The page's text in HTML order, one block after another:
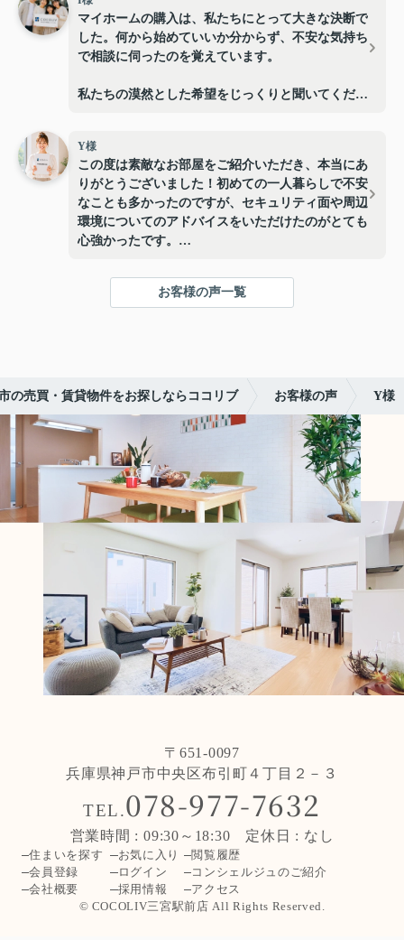
契約後も、入居までの手続きや、引っ越しに関する
アドバイスまで、きめ細やかにサポートしていただ
き、本当に感謝しています。おかげさまで、理想の
住まいを見つけることができ、新生活を気持ちよく
マイホームの購入は、私たちにとって大きな決断で
した。何から始めていいか分からず、不安な気持ち
で相談に伺ったのを覚えています。
私たちの漠然とした希望をじっくりと聞いてくださ
やすく説明してくださいました。
内見の際には、建物の良い点だけでなく、修繕が必
要になりそうな箇所や維持費のことまで正直に教え
てくださり、本当に信頼できると感じました。数々
の手続きや、複雑な住宅ローンの審査も、私たちが
安心して進めることができました。
Y様
この度は素敵なお部屋をご紹介いただき、本当にあ
りがとうございました！初めての一人暮らしで不安
なことも多かったのですが、セキュリティ面や周辺
環境についてのアドバイスをいただけたのがとても
心強かったです。
仕事で内見に行ける時間が限られていたのですが、
私の都合に合わせて夜遅くまで対応してくださった
部屋に巡り会え、毎日快適に過ごしています。本当
にありがとうございました！
お客様の声一覧
の売買・賃貸物件をお探しならココリブ お客様の声 Y様
〒651-0097
兵庫県神戸市中央区布引町４丁目２－３
TEL.078-977-7632
営業時間 : 09:30～18:30 定休日 : なし
住まいを探す お気に入り
閲覧履歴
会員登録
ログイン
コンシェルジュのご紹介
会社概要
採用情報
アクセス
© COCOLIV三宮駅前店 All Rights Reserved.